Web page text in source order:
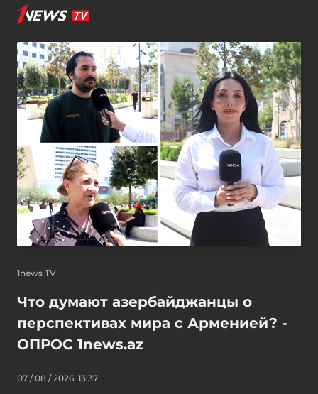
1news TV
Что думают азербайджанцы о
перспективах мира с Арменией? -
ОПРОС 1news.az
07 / 08 / 2026, 13:37